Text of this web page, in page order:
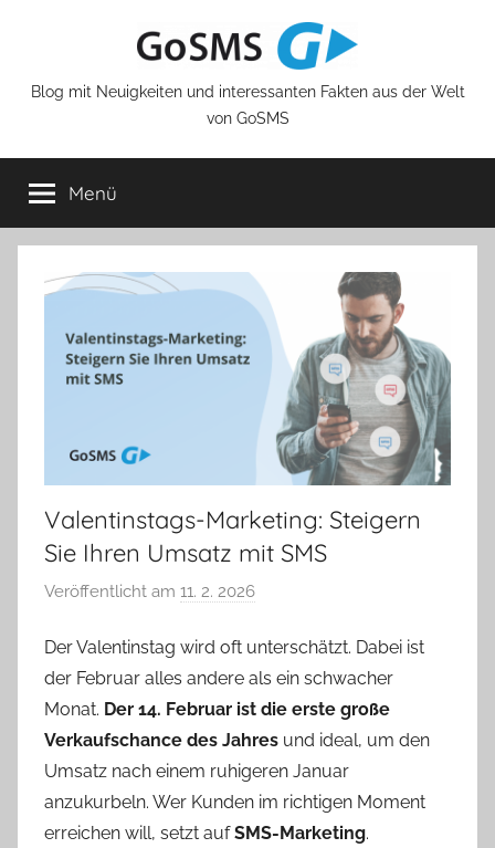
Blog mit Neuigkeiten und interessanten Fakten aus der Welt
von GoSMS
Menü
Valentinstags-Marketing: Steigern
Sie Ihren Umsatz mit SMS
Veröffentlicht am 11. 2. 2026
n
P
a
v
e
C
Der Valentinstag wird oft unterschätzt. Dabei ist
der Februar alles andere als ein schwacher
Monat. Der 14. Februar ist die erste große
Verkaufschance des Jahres und ideal, um den
Umsatz nach einem ruhigeren Januar
anzukurbeln. Wer Kunden im richtigen Moment
erreichen will, setzt aufSMS-Marketing.